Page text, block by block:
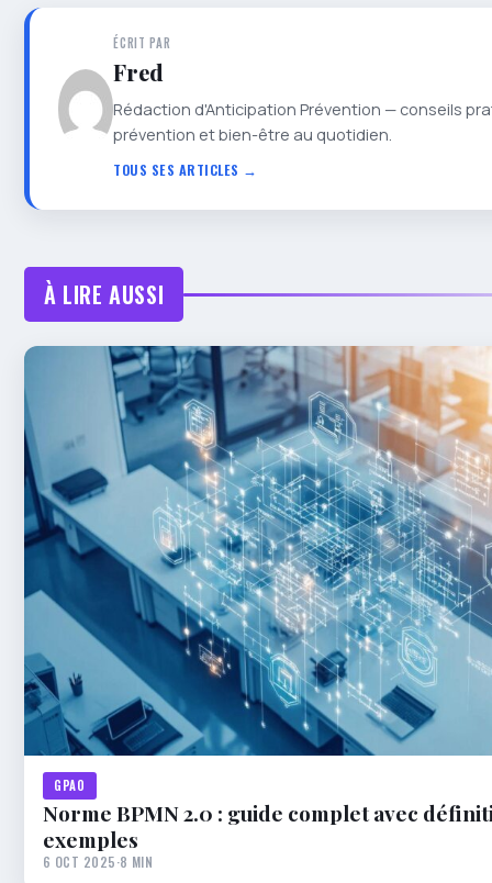
ÉCRIT PAR
Fred
Rédaction d'Anticipation Prévention — conseils
prévention et bien-être au quotidien.
TOUS SES ARTICLES →
À LIRE AUSSI
GPAO
Norme BPMN 2.0 : guide complet avec
exemples
6 OCT 2025·8 MIN